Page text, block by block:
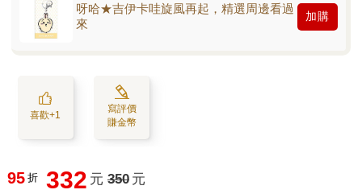
呀哈★吉伊卡哇旋風再起，精選周邊看過
來
加購
喜歡+1
寫評價
賺金幣
95 折 332 元 350 元